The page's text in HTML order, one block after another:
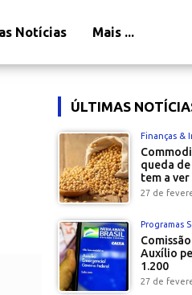
Notícias Mais ...
ÚLTIMAS
Finanças &
queda de
tem a ver
27 de
Programas
Auxílio
1.200
27 de